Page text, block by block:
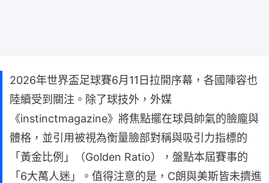
2026年世界盃足球賽6月11日拉開序幕，各國陣容也
陸續受到關注。除了球技外，外媒
《instinctmagazine》將焦點擺在球員帥氣的臉龐與
體格，並引用被視為衡量臉部對稱與吸引力指標的
「黃金比例」（Golden Ratio），盤點本屆賽事的
「6大萬人迷」。值得注意的是，C朗與美斯皆未擠進